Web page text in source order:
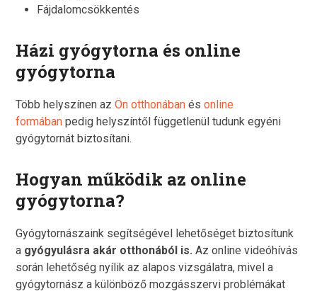
Fájdalomcsökkentés
Házi gyógytorna és online
gyógytorna
Több helyszínen azÖn otthonában ésonline
formában pedig helyszíntől függetlenül tudunk egyéni
gyógytornát biztosítani.
Hogyan működik az online
gyógytorna?
Gyógytornászaink segítségével lehetőséget biztosítunk
a gyógyulásra akár otthonából is.Az online videóhívás
során lehetőség nyílik az alapos vizsgálatra, mivel a
gyógytornász a különböző mozgásszervi problémákat